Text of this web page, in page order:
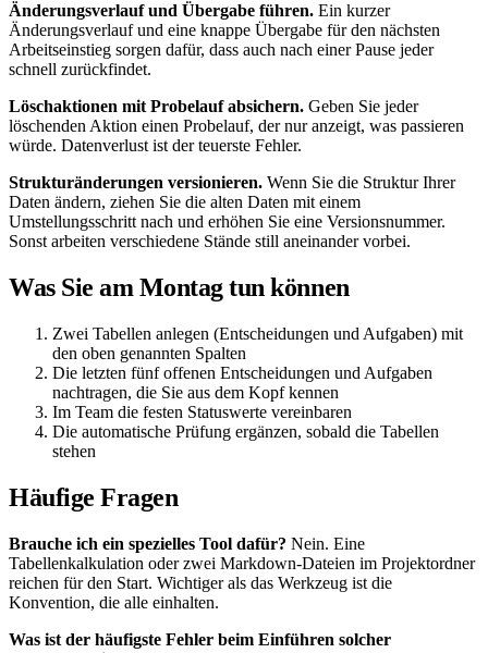
Änderungsverlauf und Übergabe führen. Ein kurzer
Änderungsverlauf und eine knappe Übergabe für den nächsten
Arbeitseinstieg sorgen dafür, dass auch nach einer Pause jeder
schnell zurückfindet.
Löschaktionen mit Probelauf absichern. Geben Sie jeder
löschenden Aktion einen Probelauf, der nur anzeigt, was passieren
würde. Datenverlust ist der teuerste Fehler.
Strukturänderungen versionieren. Wenn Sie die Struktur Ihrer
Daten ändern, ziehen Sie die alten Daten mit einem
Umstellungsschritt nach und erhöhen Sie eine Versionsnummer.
Sonst arbeiten verschiedene Stände still aneinander vorbei.
Was Sie am Montag tun können
Zwei Tabellen anlegen (Entscheidungen und Aufgaben) mit
den oben genannten Spalten
Die letzten fünf offenen Entscheidungen und Aufgaben
nachtragen, die Sie aus dem Kopf kennen
Im Team die festen Statuswerte vereinbaren
Die automatische Prüfung ergänzen, sobald die Tabellen
stehen
Häufige Fragen
Brauche ich ein spezielles Tool dafür? Nein. Eine
Tabellenkalkulation oder zwei Markdown-Dateien im Projektordner
reichen für den Start. Wichtiger als das Werkzeug ist die
Konvention, die alle einhalten.
Was ist der häufigste Fehler beim Einführen solcher